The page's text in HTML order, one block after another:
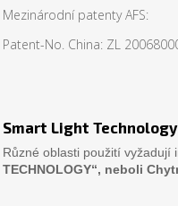
Mezinárodní patenty AFS:
Patent-No. China: ZL
Smart Light Technology
Různé oblasti použití vyžadují
TECHNOLOGY“, neboli